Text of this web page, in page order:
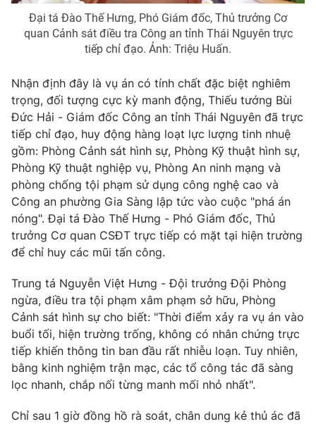
Liên hệ quảng cáo:024-7300.7108
® Cấm sao chép dưới mọi hình thức nếu không có sự chấp
thuận bằng văn bản. Ghi rõ nguồn VTV.vn khi phát hành lại
thông tin từ website này.
Đại tá Đào Thế Hưng, Phó Giám đốc, Thủ trưởng Cơ
quan Cảnh sát điều tra Công an tỉnh Thái Nguyên trực
tiếp chỉ đạo. Ảnh: Triệu Huấn.
Nhận định đây là vụ án có tính chất đặc biệt nghiêm
trọng, đối tượng cực kỳ manh động, Thiếu tướng Bùi
Đức Hải - Giám đốc Công an tỉnh Thái Nguyên đã trực
tiếp chỉ đạo, huy động hàng loạt lực lượng tinh nhuệ
gồm: Phòng Cảnh sát hình sự, Phòng Kỹ thuật hình sự,
Phòng Kỹ thuật nghiệp vụ, Phòng An ninh mạng và
phòng chống tội phạm sử dụng công nghệ cao và
Công an phường Gia Sàng lập tức vào cuộc "phá án
nóng". Đại tá Đào Thế Hưng - Phó Giám đốc, Thủ
trưởng Cơ quan CSĐT trực tiếp có mặt tại hiện trường
để chỉ huy các mũi tấn công.
Trung tá Nguyễn Việt Hưng - Đội trưởng Đội Phòng
ngừa, điều tra tội phạm xâm phạm sở hữu, Phòng
Cảnh sát hình sự cho biết: "Thời điểm xảy ra vụ án vào
buổi tối, hiện trường trống, không có nhân chứng trực
tiếp khiến thông tin ban đầu rất nhiễu loạn. Tuy nhiên,
bằng kinh nghiệm trận mạc, các tổ công tác đã sàng
lọc nhanh, chắp nối từng manh mối nhỏ nhất".
Chỉ sau 1 giờ đồng hồ rà soát, chân dung kẻ thủ ác đã